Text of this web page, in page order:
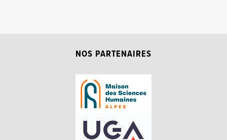
NOS PARTENAIRES